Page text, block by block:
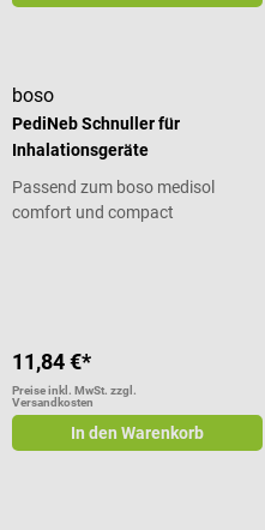
boso
PediNeb Schnuller für
Inhalationsgeräte
Passend zum boso medisol
comfort und compact
11,84 €*
Preise inkl. MwSt. zzgl.
Versandkosten
In den Warenkorb